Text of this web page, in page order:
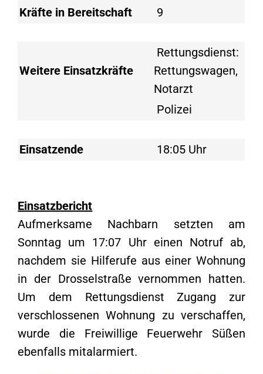
Kräfte in Bereitschaft 9
Weitere Einsatzkräfte
Rettungsdienst:
Rettungswagen,
Notarzt
Polizei
Einsatzende 18:05 Uhr
Einsatzbericht
Aufmerksame Nachbarn setzten am
Sonntag um 17:07 Uhr einen Notruf ab,
nachdem sie Hilferufe aus einer Wohnung
in der Drosselstraße vernommen hatten.
Um dem Rettungsdienst Zugang zur
verschlossenen Wohnung zu verschaffen,
wurde die Freiwillige Feuerwehr Süßen
ebenfalls mitalarmiert.